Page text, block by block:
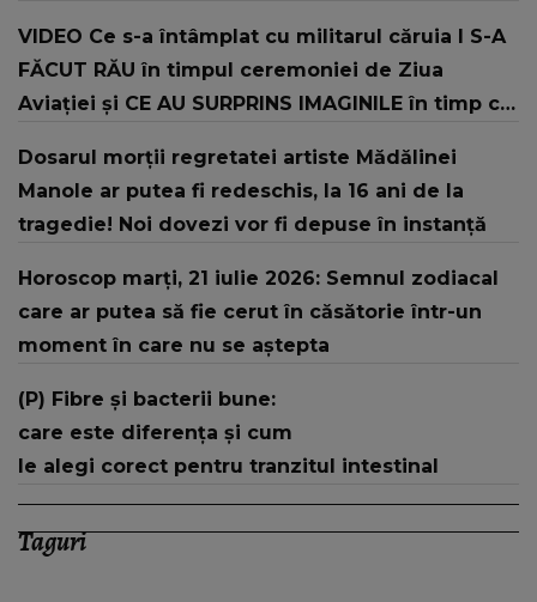
VIDEO Ce s-a întâmplat cu militarul căruia I S-A
FĂCUT RĂU în timpul ceremoniei de Ziua
Aviației şi CE AU SURPRINS IMAGINILE în timp ce
săracul băiat! Sper că..."
Dosarul morții regretatei artiste Mădălinei
Manole ar putea fi redeschis, la 16 ani de la
tragedie! Noi dovezi vor fi depuse în instanță
Horoscop marți, 21 iulie 2026: Semnul zodiacal
care ar putea să fie cerut în căsătorie într-un
moment în care nu se aștepta
(P) Fibre și bacterii bune:
care este diferența și cum
le alegi corect pentru tranzitul intestinal
Taguri